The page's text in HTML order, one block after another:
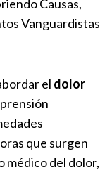
el dolor
que surgen
médico del dolor,